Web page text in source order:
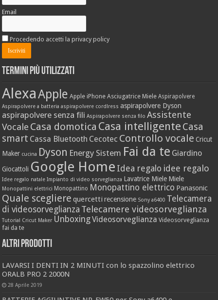
Email
Procedendo accetti la privacy policy
Termini più utilizzati
AlexaApple Apple iPhone Asciugatrice Miele Aspirapolvere
Aspirapolvere a batteria aspirapolvere cordlress aspirapolvere Dyson
aspirapolvere senza fili Aspirapolvere senza filo Assistente
Vocale Casa domotica Casa intelligente Casa
smart Cassa Bluetooth Cecotec Controllo vocale Cricut
Maker cucina Dyson Energy Sistem Fai da te Giardino
Giocattoli Google Home Idea regalo idee regalo
Idee regalo natale Impianto di video sorveglianza Lavatrice Miele Miele
Monopattini elettrici Monopattino Monopattino elettrico Panasonic
Quale scegliere quercetti recensione Sony a6400 Telecamera
di videosorveglianza Telecamere videosorveglianza
Tutorial Cricut Maker UnboxingVideosorveglianza Videosorveglianza
fai da te
Altri prodotti
LAVARSI I DENTI IN 2 MINUTI con lo spazzolino elettrico
ORALB PRO 2 2000N
28 Aprile 2019